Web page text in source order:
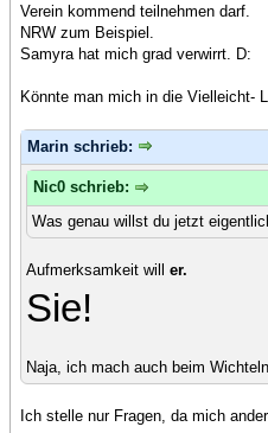
Verein kommend teilnehmen darf.
NRW zum Beispiel.
Samyra hat mich grad verwirrt. D:
Könnte man mich in die Vielleicht-
Marin schrieb:
Nic0 schrieb:
Was genau willst du jetzt
Aufmerksamkeit will er.
Sie!
Naja, ich mach auch beim
Ich stelle nur Fragen, da mich